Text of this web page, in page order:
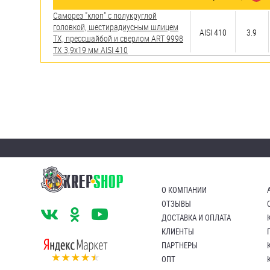
Пробки
Саморезы и шурупы
Шайбы
Шпильки
Шплинты
Штифты и пальцы
Саморез "клоп" с полукруглой
головкой, шестирадиусным шлицем
TX, прессшайбой и сверлом ART 9998
TX 3,9х19 мм AISI 410
AISI 410 3.9
О КОМПАНИИ
ОТЗЫВЫ
ДОСТАВКА И ОПЛАТА
КЛИЕНТЫ
ПАРТНЕРЫ
ОПТ